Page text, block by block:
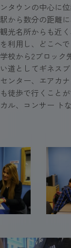
タウンの中心に
から数分の距離
光名所からも近
利用し、どこへ
校から2ブロック
道としてギネス
ンター、エアカ
徒歩で行くこと
ル、コンサー ト